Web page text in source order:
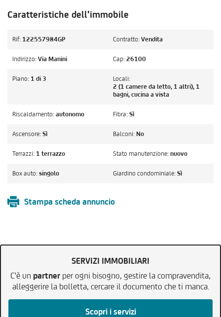
Caratteristiche dell'immobile
Rif: 122557984GP Contratto: Vendita
Indirizzo: Via Manini Cap: 26100
Piano: 1 di 3
Locali:
2 (1 camere da letto, 1 altri), 1
bagni, cucina a vista
Riscaldamento: autonomo Fibra: Sì
Ascensore: Sì Balconi: No
Terrazzi: 1 terrazzo Stato manutenzione: nuovo
Box auto: singolo Giardino condominiale: Sì
Stampa scheda annuncio
SERVIZI IMMOBILIARI
C'è un partner per ogni bisogno, gestire la compravendita,
alleggerire la bolletta, cercare il documento che ti manca.
Scopri i servizi